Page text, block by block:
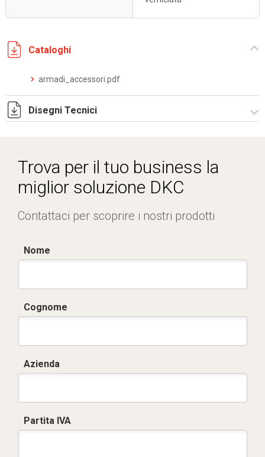
Cataloghi
armadi_accessori.pdf
Disegni Tecnici
Trova per il tuo business la
miglior soluzione DKC
Contattaci per scoprire i nostri prodotti
Nome
Cognome
Azienda
Partita IVA